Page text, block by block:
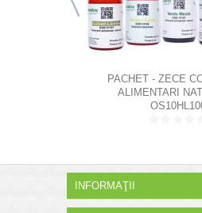
PACHET - ZECE
ALIMENTARI
HIDROSOLUBILI
INFORMAŢII